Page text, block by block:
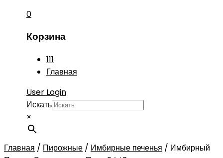
0
Корзина
111
Главная
User Login
Искать
×
Главная / Пирожные / Имбирные печенья / Имбирный